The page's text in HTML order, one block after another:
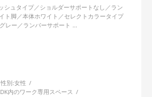
ュタイプ／ショルダーサポートなし／ラン
ト脚／本体ホワイト／セレクトカラータイプ
レー／ランバーサポート …
性別:女性
内のワーク専用スペース